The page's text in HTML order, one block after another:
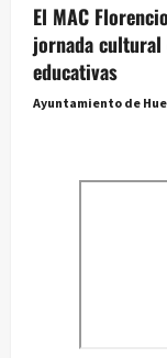
El MAC
jornada
educativas
Ayuntamiento de